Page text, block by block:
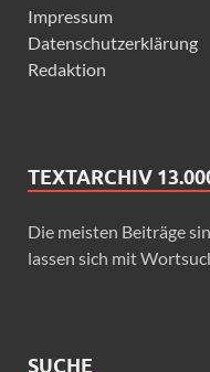
Impressum
Datenschutzerklärung
Redaktion
TEXTARCHIV
Die meisten Beiträge
lassen sich mit
SUCHE